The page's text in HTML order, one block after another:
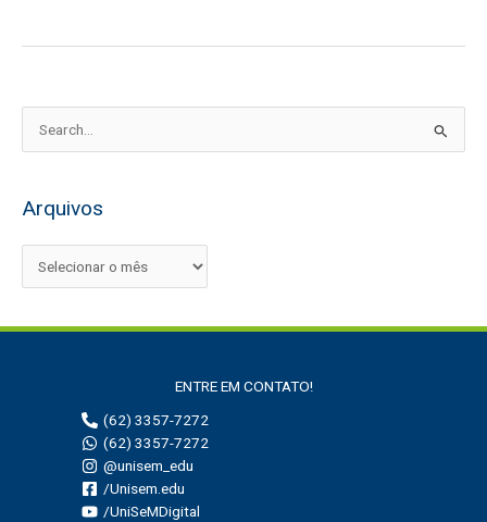
q
u
Arquivos
ENTRE EM CONTATO!
(62) 3357-7272
(62) 3357-7272
@unisem_edu
/Unisem.edu
/UniSeMDigital